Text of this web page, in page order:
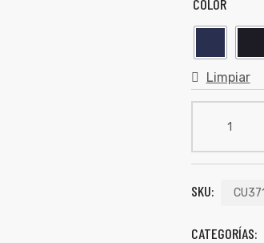
COLOR
Limpiar
SKU:
CATEGORÍAS: